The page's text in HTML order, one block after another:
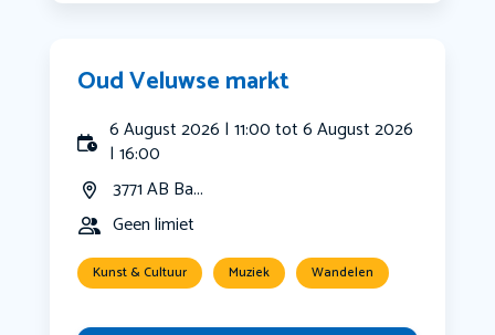
Oud Veluwse markt
6 August 2026 | 11:00 tot 6 August 2026
| 16:00
3771 AB Ba...
Geen limiet
Kunst & Cultuur Muziek Wandelen